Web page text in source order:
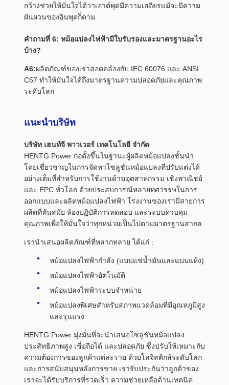
กว้างช่วยให้มั่นใจได้ว่าเอาต์พุตมีความเสถียรแม้จะมีความ
ผันผวนของอินพุตก็ตาม
คำถามที่ 6: หม้อแปลงไฟฟ้ามีใบรับรองและมาตรฐานอะไร
บ้าง?
A6:ผลิตภัณฑ์ของเราสอดคล้องกับ IEC 60076 และ ANSI
C57 ทำให้มั่นใจได้ถึงมาตรฐานความปลอดภัยและคุณภาพ
ระดับโลก
แนะนำบริษัท
บริษัท เฮนท์จี พาวเวอร์ เทคโนโลยี จำกัด
HENTG Power ก่อตั้งขึ้นในฐานะผู้ผลิตหม้อแปลงชั้นนำ
โดยเชี่ยวชาญในการจัดหาโซลูชันหม้อแปลงที่ปรับแต่งได้
อย่างเต็มที่สำหรับการใช้งานด้านอุตสาหกรรม เชิงพาณิชย์
และ EPC ทั่วโลก ด้วยประสบการณ์หลายทศวรรษในการ
ออกแบบและผลิตหม้อแปลงไฟฟ้า โรงงานของเรามีสายการ
ผลิตที่ทันสมัย ​​ห้องปฏิบัติการทดสอบ และระบบควบคุม
คุณภาพเพื่อให้มั่นใจว่าทุกหน่วยเป็นไปตามมาตรฐานสากล
เรานำเสนอผลิตภัณฑ์ที่หลากหลาย ได้แก่ :
หม้อแปลงไฟฟ้ากำลัง (แบบแช่น้ำมันและแบบแห้ง)
หม้อแปลงไฟฟ้าอัตโนมัติ
หม้อแปลงไฟฟ้าระบบจำหน่าย
หม้อแปลงพิเศษสำหรับสภาพแวดล้อมที่มีอุณหภูมิสูง
และรุนแรง
HENTG Power มุ่งมั่นที่จะนำเสนอโซลูชันหม้อแปลง
ประสิทธิภาพสูง เชื่อถือได้ และปลอดภัย ซึ่งปรับให้เหมาะกับ
ความต้องการของลูกค้าแต่ละราย ด้วยโลจิสติกส์ระดับโลก
และการสนับสนุนหลังการขาย เรารับประกันว่าลูกค้าของ
เราจะได้รับบริการที่รวดเร็ว ความช่วยเหลือด้านเทคนิค